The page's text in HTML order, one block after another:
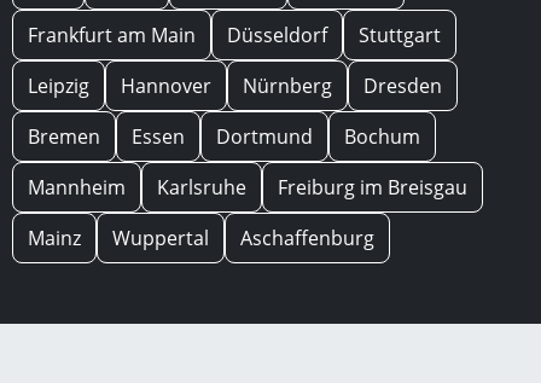
Frankfurt am Main
Düsseldorf
Stuttgart
Leipzig
Hannover Nürnberg
Dresden
Bremen
Essen Dortmund
Bochum
Mannheim
Karlsruhe
Freiburg im Breisgau
Mainz
Wuppertal Aschaffenburg